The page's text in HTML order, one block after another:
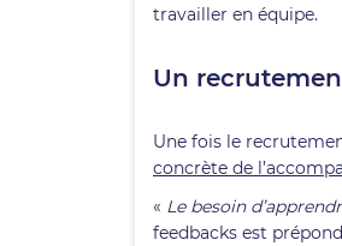
travailler en équipe.
Un
Une fois le
concrète de
« Le besoin
feedbacks est